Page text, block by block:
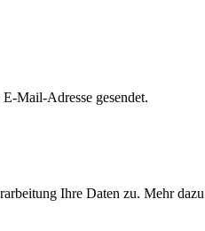
Mail-Adresse gesendet.
Ihre Daten zu. Mehr